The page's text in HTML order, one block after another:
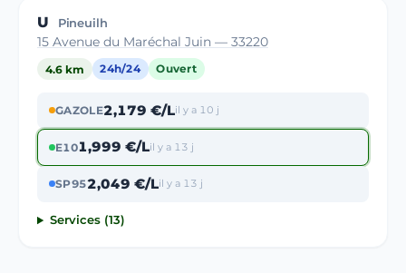
U Pineuilh
15 Avenue du Maréchal Juin — 33220
4.6 km 24h/24 Ouvert
GAZOLE2,179 €/Lil y a 10 j
E101,999 €/Lil y a 13 j
SP952,049 €/Lil y a 13 j
Services (13)